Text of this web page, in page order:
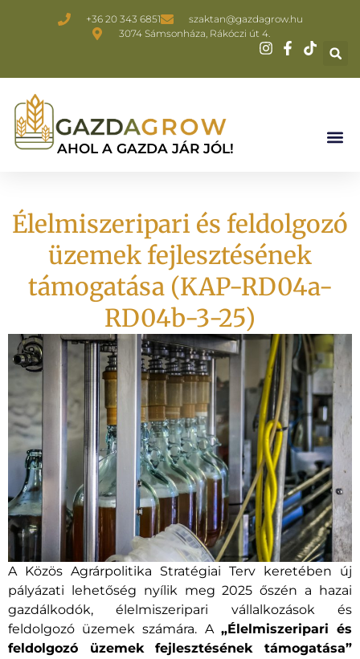
+36 20 343 6851
szaktan@gazdagrow.hu
3074 Sámsonháza, Rákóczi út 4.
AHOL A GAZDA JÁR JÓL!
Élelmiszeripari és feldolgozó
üzemek fejlesztésének
támogatása (KAP-RD04a-
RD04b-3-25)
A Közös Agrárpolitika Stratégiai Terv keretében új
pályázati lehetőség nyílik meg 2025 őszén a hazai
gazdálkodók, élelmiszeripari vállalkozások és
feldolgozó üzemek számára. A „Élelmiszeripari és
feldolgozó üzemek fejlesztésének támogatása”